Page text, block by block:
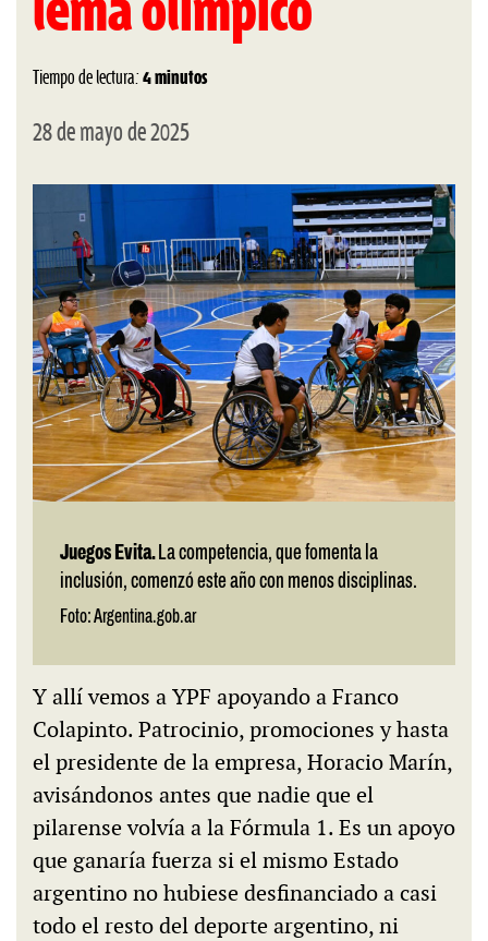
lema olímpico
Tiempo de lectura: 4 minutos
28 de mayo de 2025
Juegos Evita. La competencia, que fomenta la
inclusión, comenzó este año con menos disciplinas.
Foto: Argentina.gob.ar
Y allí vemos a YPF apoyando a Franco
Colapinto. Patrocinio, promociones y hasta
el presidente de la empresa, Horacio Marín,
avisándonos antes que nadie que el
pilarense volvía a la Fórmula 1. Es un apoyo
que ganaría fuerza si el mismo Estado
argentino no hubiese desfinanciado a casi
todo el resto del deporte argentino, ni